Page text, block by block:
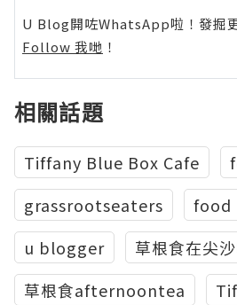
U Blog開咗WhatsApp啦！發掘
Follow 我哋 ！
相關話題
Tiffany Blue Box Cafe
grassrootseaters
food
u blogger
草根食在尖
草根食afternoontea